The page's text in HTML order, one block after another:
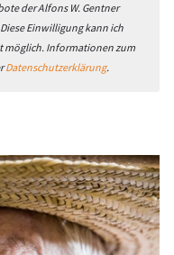
der Alfons W. Gentner
Einwilligung kann ich
möglich. Informationen zum
Datenschutzerklärung.